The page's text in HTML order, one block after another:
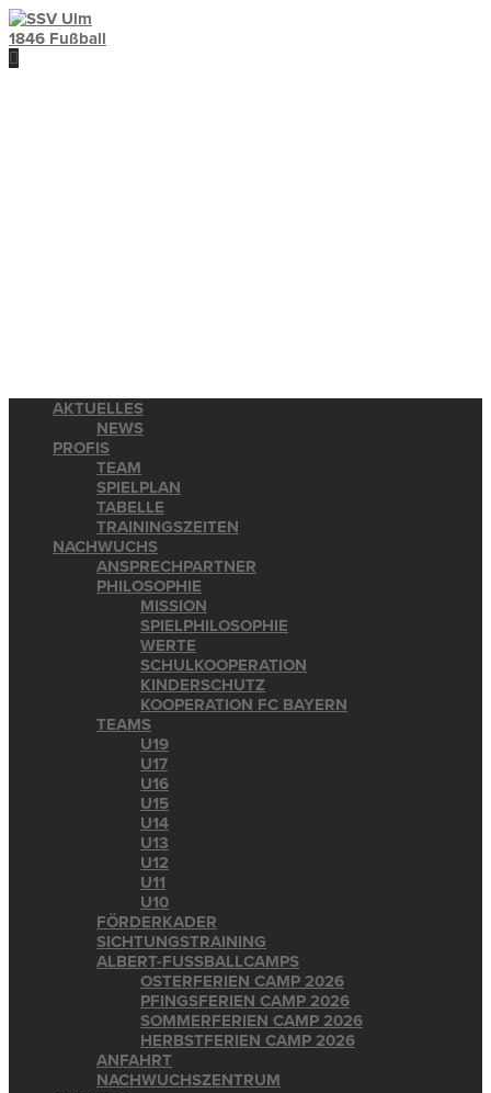
AKTUELLES
NEWS
PROFIS
TEAM
SPIELPLAN
TABELLE
TRAININGSZEITEN
NACHWUCHS
ANSPRECHPARTNER
PHILOSOPHIE
MISSION
SPIELPHILOSOPHIE
WERTE
SCHULKOOPERATION
KINDERSCHUTZ
KOOPERATION FC BAYERN
TEAMS
U19
U17
U16
U15
U14
U13
U12
U11
U10
FÖRDERKADER
SICHTUNGSTRAINING
ALBERT-FUSSBALLCAMPS
OSTERFERIEN CAMP 2026
PFINGSFERIEN CAMP 2026
SOMMERFERIEN CAMP 2026
HERBSTFERIEN CAMP 2026
ANFAHRT
NACHWUCHSZENTRUM